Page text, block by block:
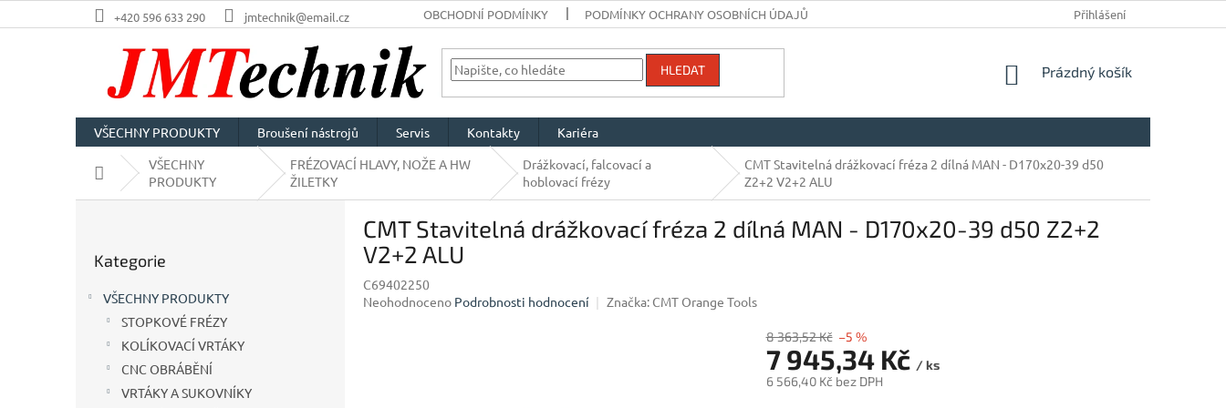
na
+420 596 633 290 jmtechnik@email.cz OBCHODNÍ PODMÍNKY PODMÍNKY OCHRANY OSOBNÍCH ÚDAJŮ Přihlášení
HLEDAT
NÁKUPNÍ
Prázdný košík
VŠECHNY PRODUKTY Broušení nástrojů Servis Kontakty Kariéra
Domů VŠECHNY
PRODUKTY
FRÉZOVACÍ HLAVY, NOŽE A HW
ŽILETKY
Drážkovací, falcovací a
hoblovací frézy
CMT Stavitelná drážkovací fréza 2 dílná MAN - D170x20-39 d50
Z2+2 V2+2 ALU
kategorie
Kategorie
VŠECHNY PRODUKTY
STOPKOVÉ FRÉZY
KOLÍKOVACÍ VRTÁKY
CNC OBRÁBĚNÍ
VRTÁKY A SUKOVNÍKY
CMT Stavitelná drážkovací fréza 2 dílná MAN - D170x20-39 d50 Z2+2
V2+2 ALU
C69402250
Průměrné
Neohodnoceno Podrobnosti hodnocení Značka: CMT Orange Tools
8 363,52 Kč –5 %
7 945,34 Kč / ks
6 566,40 Kč bez DPH